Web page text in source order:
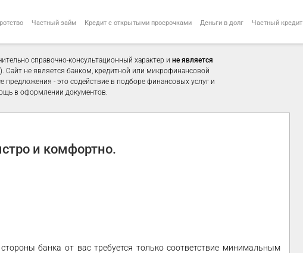
Частный займ Кредит с открытыми просрочками Деньги в долг Частный кредит
справочно-консультационный характер и не является
Сайт не является банком, кредитной или микрофинансовой
предложения - это содействие в подборе финансовых услуг и
в оформлении документов.
и комфортно.
банка от вас требуется только соответствие минимальным